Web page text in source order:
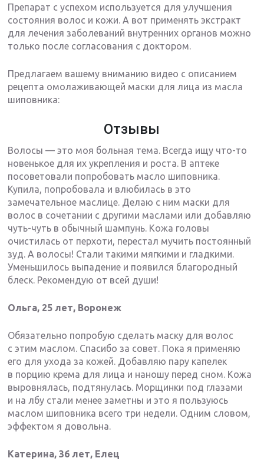
Препарат с успехом используется для улучшения
состояния волос и кожи. А вот применять экстракт
для лечения заболеваний внутренних органов можно
только после согласования с доктором.
Предлагаем вашему вниманию видео с описанием
рецепта омолаживающей маски для лица из масла
шиповника:
Отзывы
Волосы — это моя больная тема. Всегда ищу что-то
новенькое для их укрепления и роста. В аптеке
посоветовали попробовать масло шиповника.
Купила, попробовала и влюбилась в это
замечательное маслице. Делаю с ним маски для
волос в сочетании с другими маслами или добавляю
чуть-чуть в обычный шампунь. Кожа головы
очистилась от перхоти, перестал мучить постоянный
зуд. А волосы! Стали такими мягкими и гладкими.
Уменьшилось выпадение и появился благородный
блеск. Рекомендую от всей души!
Ольга, 25 лет, Воронеж
Обязательно попробую сделать маску для волос
с этим маслом. Спасибо за совет. Пока я применяю
его для ухода за кожей. Добавляю пару капелек
в порцию крема для лица и наношу перед сном. Кожа
выровнялась, подтянулась. Морщинки под глазами
и на лбу стали менее заметны и это я пользуюсь
маслом шиповника всего три недели. Одним словом,
эффектом я довольна.
Катерина, 36 лет, Елец